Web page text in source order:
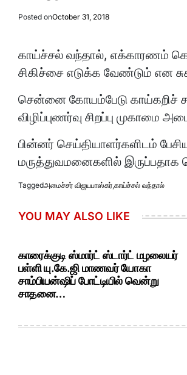
Posted onOctober 31, 2018
காய்ச்சல் வந்தால், எக்காரணம்
சிகிச்சை எடுக்க வேண்டும் என
சென்னை கோயம்பேடு காய்கறிச்
விழிப்புணர்வு சிறப்பு
பின்னர் செய்தியாளர்களிடம்
மருத்துவமனைகளில் இருப்பதாக
Taggedஅமைச்சர் விஜயபாஸ்கர்,காய்ச்சல் வந்தால்
YOU MAY ALSO LIKE
காரைக்குடி ஸ்மார்ட் ஸ்டார்ட் மழலையர்
பள்ளி யு.கே.ஜி மாணவர் யோகா
சாம்பியன்ஷிப் போட்டியில் வென்று
சாதனை…